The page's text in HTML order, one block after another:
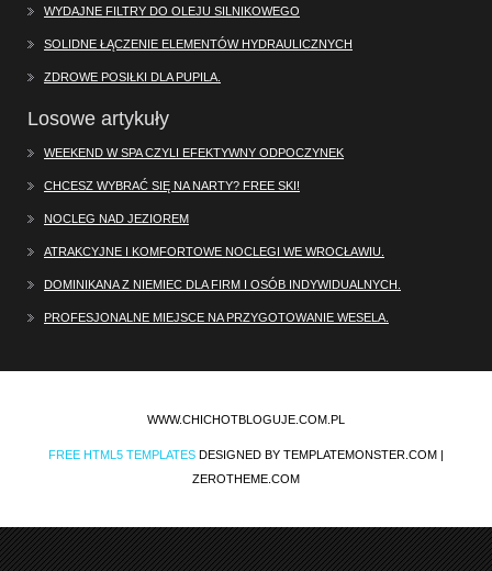
WYDAJNE FILTRY DO OLEJU SILNIKOWEGO
SOLIDNE ŁĄCZENIE ELEMENTÓW HYDRAULICZNYCH
ZDROWE POSIŁKI DLA PUPILA.
Losowe artykuły
WEEKEND W SPA CZYLI EFEKTYWNY ODPOCZYNEK
CHCESZ WYBRAĆ SIĘ NA NARTY? FREE SKI!
NOCLEG NAD JEZIOREM
ATRAKCYJNE I KOMFORTOWE NOCLEGI WE WROCŁAWIU.
DOMINIKANA Z NIEMIEC DLA FIRM I OSÓB INDYWIDUALNYCH.
PROFESJONALNE MIEJSCE NA PRZYGOTOWANIE WESELA.
WWW.CHICHOTBLOGUJE.COM.PL
FREE HTML5 TEMPLATES DESIGNED BY TEMPLATEMONSTER.COM |
ZEROTHEME.COM